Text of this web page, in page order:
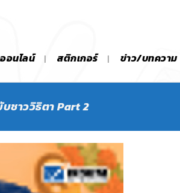
อนไลน์ สติกเกอร์ ข่าว/บทความ
ชาววิธิตา Part 2